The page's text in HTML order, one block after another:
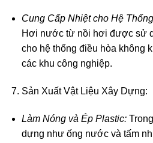
Cung Cấp Nhiệt cho Hệ
Hơi nước từ nồi hơi được sử
cho hệ thống điều hòa không
các khu công nghiệp.
Sản Xuất Vật Liệu Xây Dựng:
Làm Nóng và Ép Plastic:
dựng như ống nước và tấm